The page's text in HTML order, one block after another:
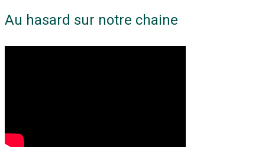
Au hasard sur notre chaine